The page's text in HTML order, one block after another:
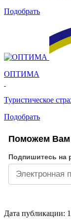
Подобрать
ОПТИМА
Туристическое
Подобрать
Поможем Вам
Подпишитесь на
Дата публикации: